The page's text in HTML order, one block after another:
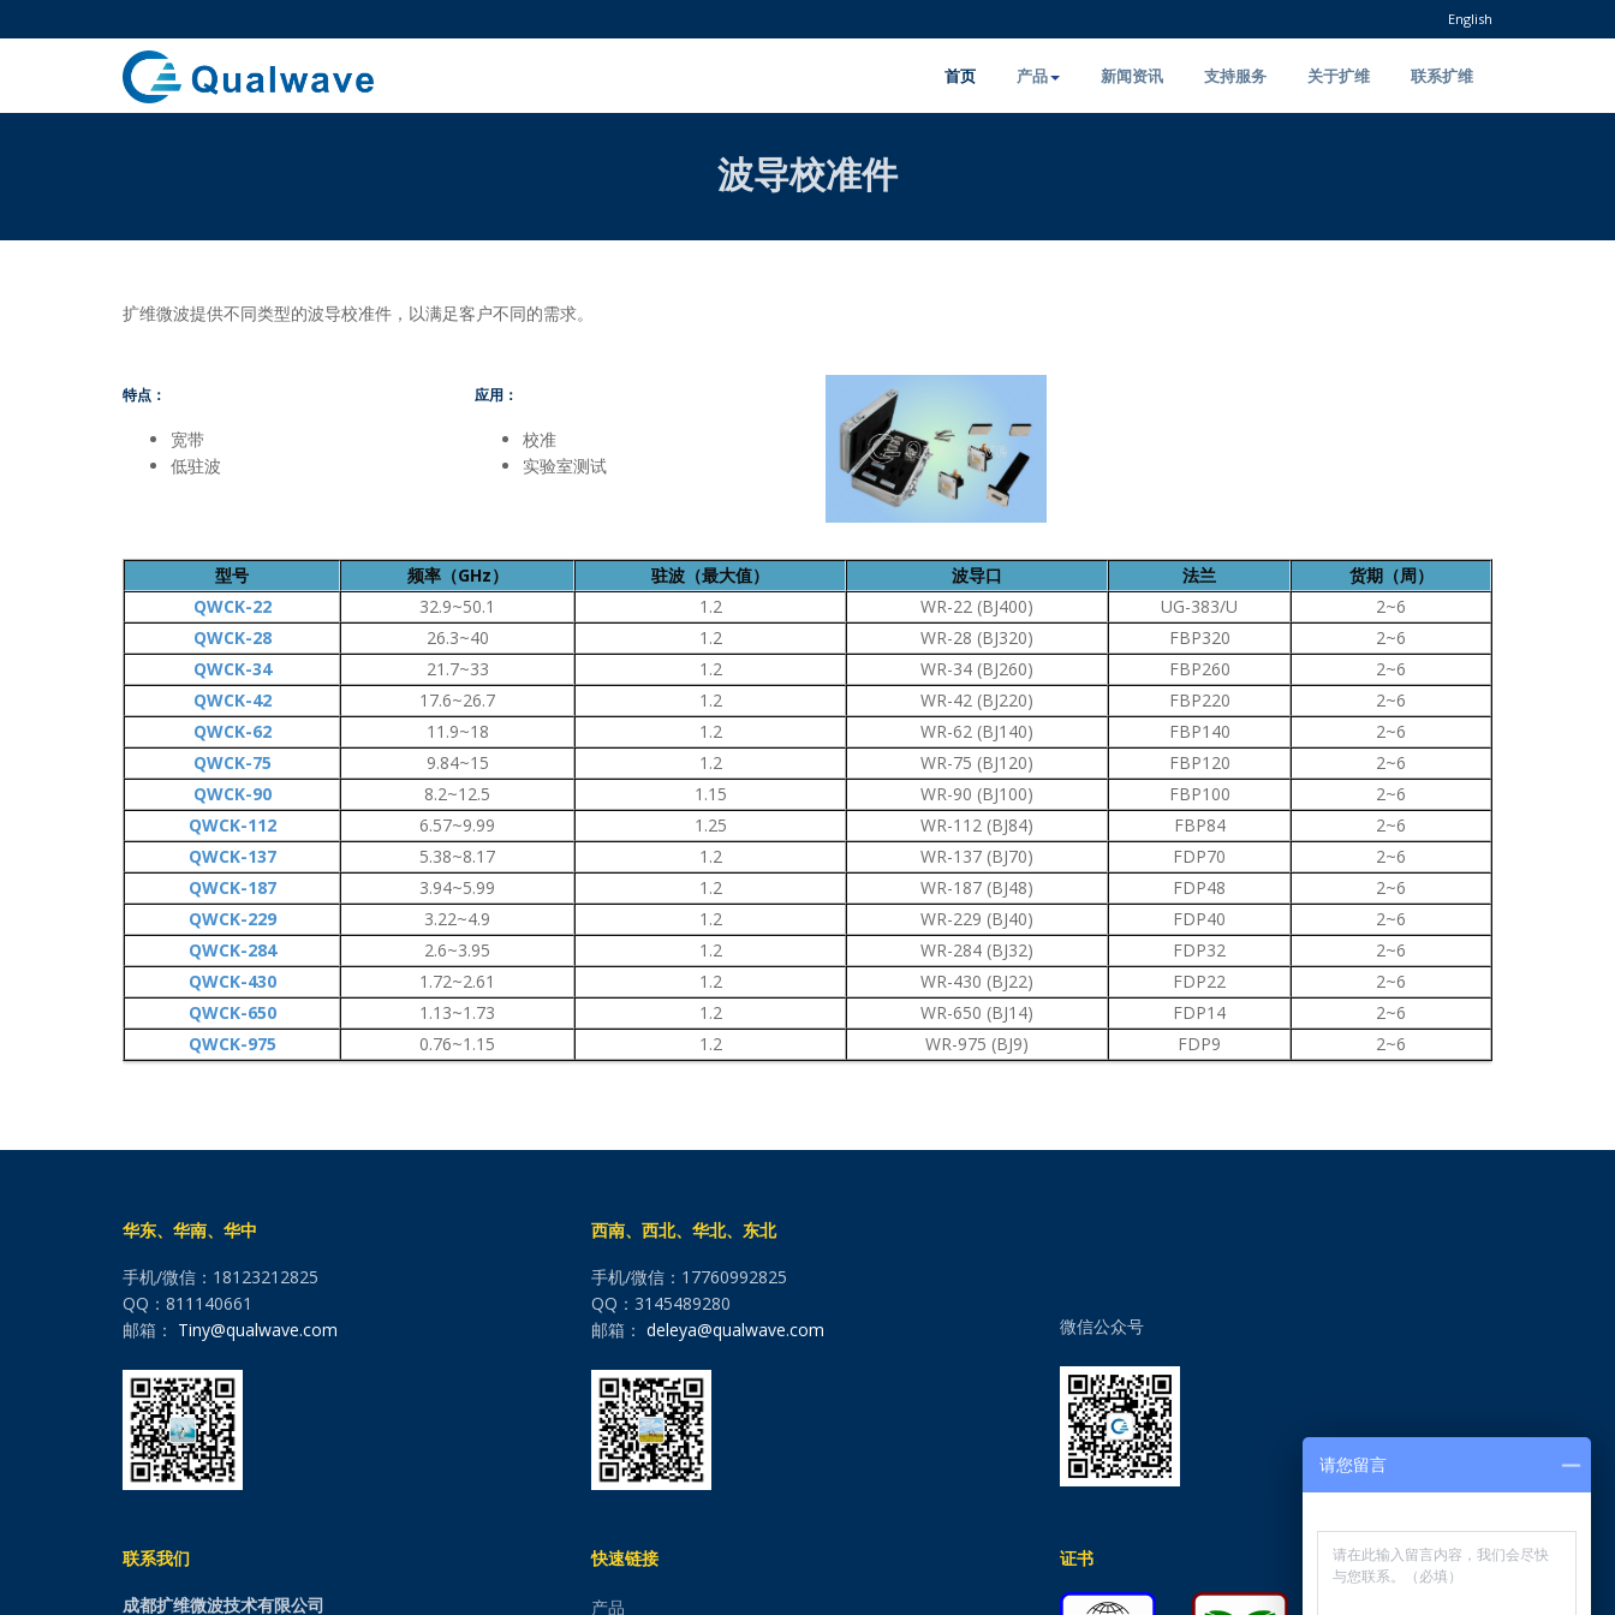
English
首页 产品 新闻资讯 支持服务 关于扩维 联系扩维
波导校准件
扩维微波提供不同类型的波导校准件，以满足客户不同的需求。
特点：
宽带
低驻波
应用：
校准
实验室测试
型号 频率（GHz） 驻波（最大值） 波导口 法兰
货期（周）
QWCK-22
32.9~50.1 1.2 WR-22 (BJ400) UG-383/U
2~6
QWCK-28
26.3~40 1.2 WR-28 (BJ320) FBP320
2~6
QWCK-34
21.7~33 1.2 WR-34 (BJ260) FBP260
2~6
QWCK-42
17.6~26.7 1.2 WR-42 (BJ220) FBP220
2~6
QWCK-62
11.9~18 1.2 WR-62 (BJ140) FBP140
2~6
QWCK-75
9.84~15 1.2 WR-75 (BJ120) FBP120
2~6
QWCK-90
8.2~12.5 1.15 WR-90 (BJ100) FBP100
2~6
QWCK-112
6.57~9.99 1.25 WR-112 (BJ84) FBP84
2~6
QWCK-137
5.38~8.17 1.2 WR-137 (BJ70) FDP70
2~6
QWCK-187
3.94~5.99 1.2 WR-187 (BJ48) FDP48
2~6
QWCK-229
3.22~4.9 1.2 WR-229 (BJ40) FDP40
2~6
QWCK-284
2.6~3.95 1.2 WR-284 (BJ32) FDP32
2~6
QWCK-430
1.72~2.61 1.2 WR-430 (BJ22) FDP22
2~6
QWCK-650
1.13~1.73 1.2 WR-650 (BJ14) FDP14
2~6
QWCK-975
0.76~1.15 1.2 WR-975 (BJ9) FDP9 2~6
华东、华南、华中
手机/微信：18123212825
QQ：811140661
邮箱： Tiny@qualwave.com
西南、西北、华北、东北
手机/微信：17760992825
QQ：3145489280
邮箱： deleya@qualwave.com 微信公众号
联系我们
成都扩维微波技术有限公司
快速链接
产品
证书
请您留言